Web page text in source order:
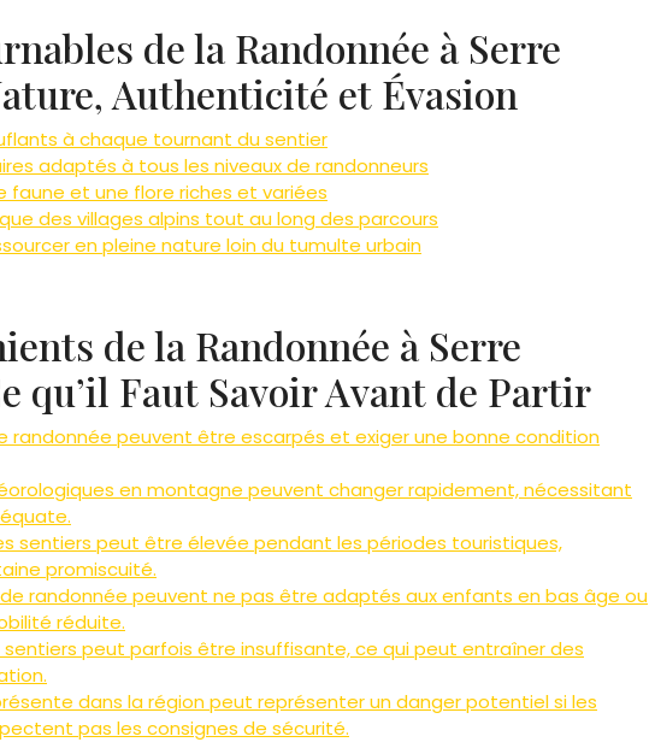
de la Randonnée à Serre
Authenticité et Évasion
à chaque tournant du sentier
adaptés à tous les niveaux de randonneurs
faune et une flore riches et variées
des villages alpins tout au long des parcours
en pleine nature loin du tumulte urbain
de la Randonnée à Serre
qu’il Faut Savoir Avant de Partir
randonnée peuvent être escarpés et exiger une bonne condition
en montagne peuvent changer rapidement, nécessitant
sentiers peut être élevée pendant les périodes touristiques,
promiscuité.
randonnée peuvent ne pas être adaptés aux enfants en bas âge ou
réduite.
sentiers peut parfois être insuffisante, ce qui peut entraîner des
dans la région peut représenter un danger potentiel si les
pas les consignes de sécurité.